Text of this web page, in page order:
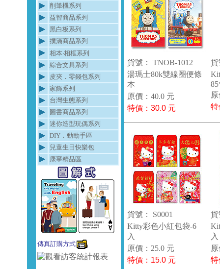
削筆機系列
益智商品系列
黑白板系列
撲滿商品系列
相本‧相框系列
綜合文具系列
皮夾．零錢包系列
家飾系列
台灣生態系列
圖書商品系列
迷你造型玩偶系列
DIY．動動手區
兒童生日快樂包
康寧精品區
傳真訂購方式
貨號： TNOB-1012
湯瑪士80k雙線圈便條
本
原價：40.0 元
特價： 30.0元
貨
特
貨號： S0001
Kitty彩色小紅包袋-6
入
原價：25.0 元
特價： 15.0元
貨
入
特